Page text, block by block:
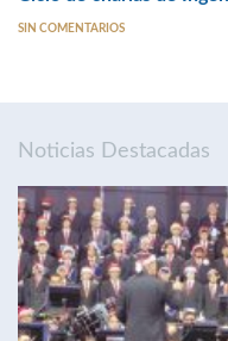
SIN COMENTARIOS
Noticias Destacadas